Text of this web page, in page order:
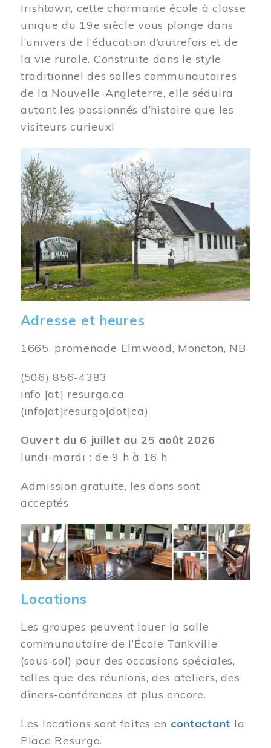
Irishtown, cette charmante école à classe
unique du 19e siècle vous plonge dans
l’univers de l’éducation d’autrefois et de
la vie rurale. Construite dans le style
traditionnel des salles communautaires
de la Nouvelle-Angleterre, elle séduira
autant les passionnés d’histoire que les
visiteurs curieux!
Image
Adresse et heures
1665, promenade Elmwood, Moncton, NB
(506) 856-4383
info [at] resurgo.ca
(info[at]resurgo[dot]ca)
Ouvert du 6 juillet au 25 août 2026
lundi-mardi : de 9 h à 16 h
Admission gratuite, les dons sont
acceptés
Image
Locations
Les groupes peuvent louer la salle
communautaire de l’École Tankville
(sous-sol) pour des occasions spéciales,
telles que des réunions, des ateliers, des
dîners-conférences et plus encore.
Les locations sont faites en contactant la
Place Resurgo.